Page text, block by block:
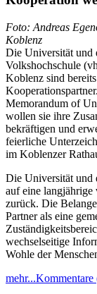
Foto: Andreas
Koblenz
Die Universität und
Volkshochschule
Koblenz sind
Memorandum of
wollen sie ihre
bekräftigen und
feierliche
im Koblenzer
Die Universität und
auf eine langjährige
zurück. Die
Partner als eine
wechselseitige
Wohle der
mehr...Kommentare